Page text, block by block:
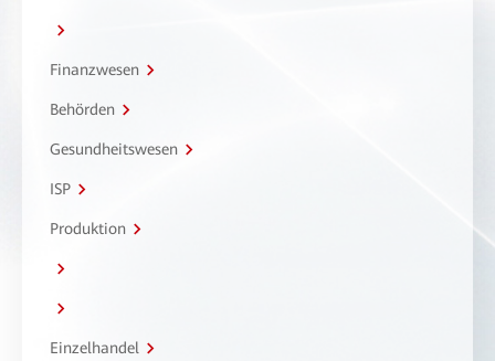
Finanzwesen
Behörden
Gesundheitswesen
ISP
Produktion
Einzelhandel